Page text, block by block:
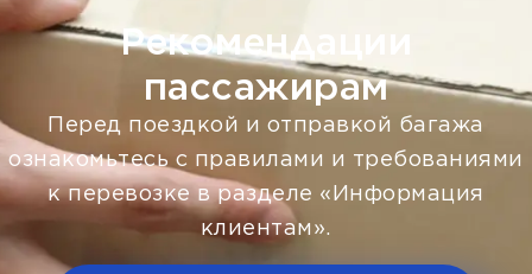
Рекомендации
пассажирам
Перед поездкой и отправкой багажа
ознакомьтесь с правилами и требованиями
к перевозке в разделе «Информация
клиентам».